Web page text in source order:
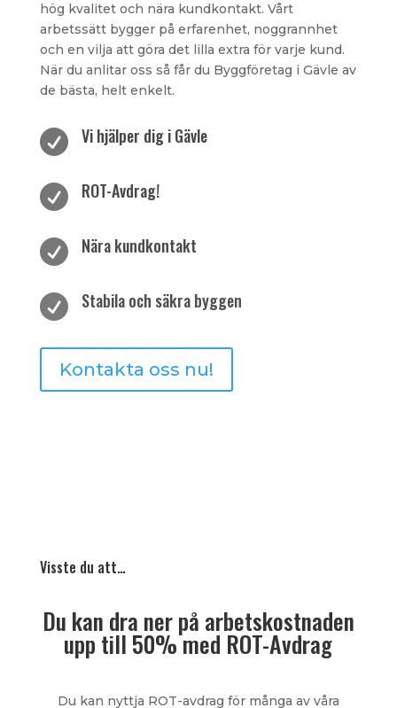
hög kvalitet och nära kundkontakt. Vårt
arbetssätt bygger på erfarenhet, noggrannhet
och en vilja att göra det lilla extra för varje kund.
När du anlitar oss så får du Byggföretag i Gävle av
de bästa, helt enkelt.
 Vi hjälper dig i Gävle
 ROT-Avdrag!
 Nära kundkontakt
 Stabila och säkra byggen
Kontakta oss nu!
Visste du att…
Du kan dra ner på arbetskostnaden
upp till 50% med ROT-Avdrag
Du kan nyttja ROT-avdrag för många av våra